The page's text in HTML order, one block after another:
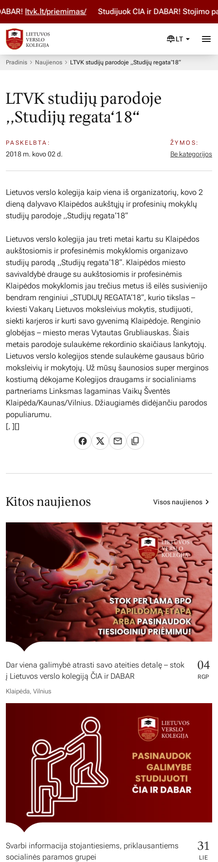
ltvk.lt/priemimas/ Studijuok ČIA ir DABAR! Stojimo
LT
Pradinis Naujienos LTVK studijų parodoje ,,Studijų regata‘18“
LTVK studijų parodoje
,,Studijų regata‘18“
PASKELBTA:
2018 m. kovo 02 d.
ŽYMOS:
Be kategorijos
Lietuvos verslo kolegija kaip viena iš organizatorių, kovo 2
dieną dalyvavo Klaipėdos aukštųjų ir profesinių mokyklų
studijų parodoje ,,Studijų regata‘18“
Lietuvos verslo kolegija jau treti metai kartu su Klaipėdos
aukštosiomis ir profesinėmis mokyklomis organizavo
studijų parodą ,,Studijų regata‘18“. Klaipėdos miesto
savivaldybė drauge su aukštosiomis ir profesinėmis
Klaipėdos mokyklomis jau trečius metus iš eilės susivienijo
bendram renginiui „STUDIJŲ REGATA‘18“, kurio tikslas –
kviesti Vakarų Lietuvos moksleivius mokytis, studijuoti,
siekti karjeros ir kurti savo gyvenimą Klaipėdoje. Renginio
globėjas – miesto meras Vytautas Grubliauskas. Šiais
metais parodoje sulaukėme rekordinio skaičiaus lankytojų.
Lietuvos verslo kolegijos stende sulaukėme gausaus būrio
moksleivių ir mokytojų. Už mūsų šaunosios super merginos
kostiumą dėkojame Kolegijos draugams ir socialiniams
partneriams Linksmas lagaminas Vaikų Šventės
Klaipėda/Kaunas/Vilnius. Džiaugiamės didėjančiu parodos
populiarumu.
[, ][]
Kitos naujienos Visos naujienos
Dar viena galimybė atrasti savo ateities detalę – stok
į Lietuvos verslo kolegiją ČIA ir DABAR
04
RGP
Klaipėda, Vilnius
Svarbi informacija stojantiesiems, priklausantiems
socialinės paramos grupei
31
LIE